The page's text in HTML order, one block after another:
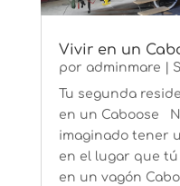
Vivir en un
por adminmare
Tu segunda
en un Caboose
imaginado tener
en el lugar que
en un vagón